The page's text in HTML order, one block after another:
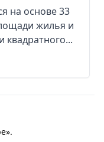
на основе 33
жилья и